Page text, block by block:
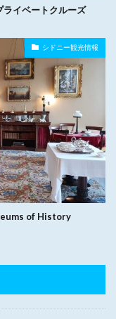
イベートクルーズ
シドニー観光情報
of History